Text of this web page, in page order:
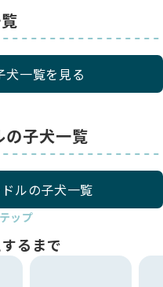
犬一覧を見る
子犬一覧
ルの子犬一覧
ップ
るまで